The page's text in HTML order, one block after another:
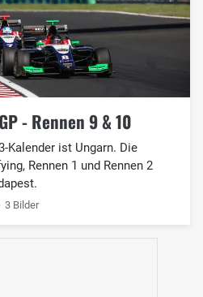
- Rennen 9 & 10
Kalender ist Ungarn. Die
Rennen 1 und Rennen 2
3 Bilder